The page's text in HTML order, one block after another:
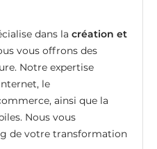
dans la création et
vous offrons des
Notre expertise
le
ainsi que la
Nous vous
de votre transformation